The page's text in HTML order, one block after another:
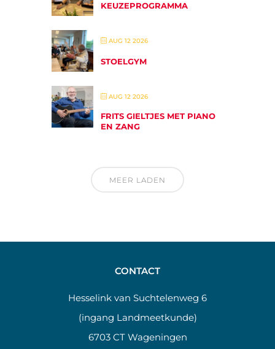
KEUZEPROGRAMMA
AUG 12 2026
STOELGYM
AUG 12 2026
FRITS GIELTJES MET PIANO
EN ZANG
MEER LADEN
CONTACT
Hesselink van Suchtelenweg 6
(ingang Landmeetkunde)
6703 CT Wageningen